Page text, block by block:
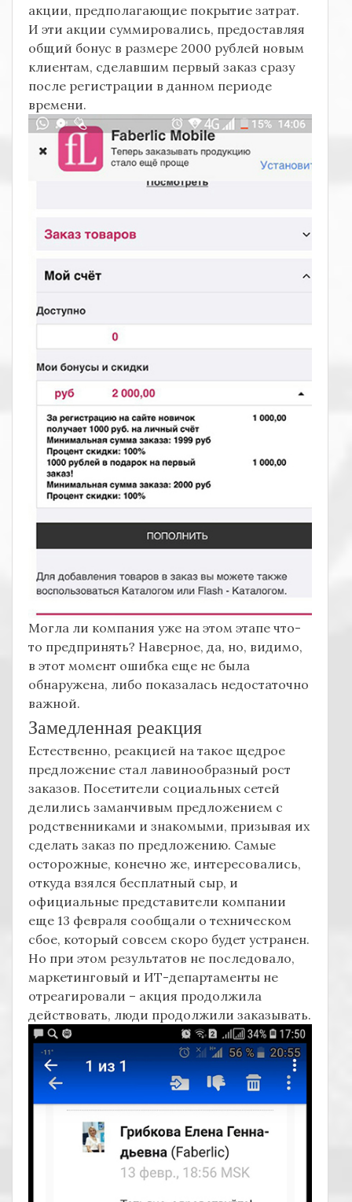
акции, предполагающие покрытие затрат.
И эти акции суммировались, предоставляя
общий бонус в размере 2000 рублей новым
клиентам, сделавшим первый заказ сразу
после регистрации в данном периоде
времени.
Могла ли компания уже на этом этапе что-
то предпринять? Наверное, да, но, видимо,
в этот момент ошибка еще не была
обнаружена, либо показалась недостаточно
важной.
Замедленная реакция
Естественно, реакцией на такое щедрое
предложение стал лавинообразный рост
заказов. Посетители социальных сетей
делились заманчивым предложением с
родственниками и знакомыми, призывая их
сделать заказ по предложению. Самые
осторожные, конечно же, интересовались,
откуда взялся бесплатный сыр, и
официальные представители компании
еще 13 февраля сообщали о техническом
сбое, который совсем скоро будет устранен.
Но при этом результатов не последовало,
маркетинговый и ИТ-департаменты не
отреагировали – акция продолжила
действовать, люди продолжили заказывать.